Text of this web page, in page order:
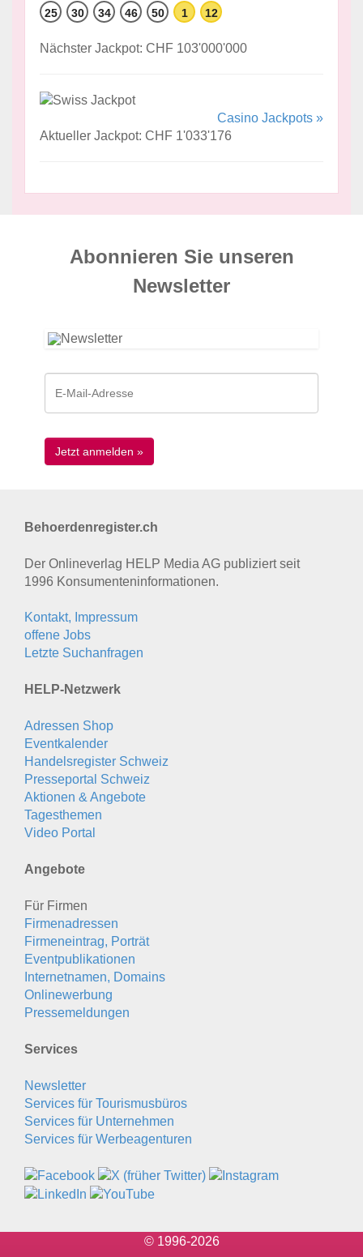
25 30 34 46 50 1 12
Nächster Jackpot: CHF 103'000'000
Casino Jackpots »
Aktueller Jackpot: CHF 1'033'176
Abonnieren Sie unseren
News­letter
Behoerdenregister.ch
Der Onlineverlag HELP Media AG publiziert seit
1996 Konsumenten­informationen.
Kontakt, Impressum
offene Jobs
Letzte Suchanfragen
HELP-Netzwerk
Adressen Shop
Eventkalender
Handelsregister Schweiz
Presseportal Schweiz
Aktionen & Angebote
Tagesthemen
Video Portal
Angebote
Für Firmen
Firmenadressen
Firmeneintrag, Porträt
Eventpublikationen
Internetnamen, Domains
Onlinewerbung
Pressemeldungen
Services
Newsletter
Services für Tourismusbüros
Services für Unternehmen
Services für Werbeagenturen
© 1996-2026